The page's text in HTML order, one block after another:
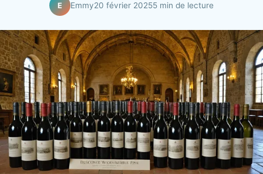
E Emmy20 février 20255 min de lecture